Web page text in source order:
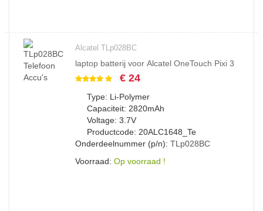
Alcatel TLp028BC
laptop batterij voor Alcatel OneTouch Pixi 3
€ 24
Type: Li-Polymer
Capaciteit: 2820mAh
Voltage: 3.7V
Productcode: 20ALC1648_Te
Onderdeelnummer (p/n): TLp028BC
Voorraad: Op voorraad !